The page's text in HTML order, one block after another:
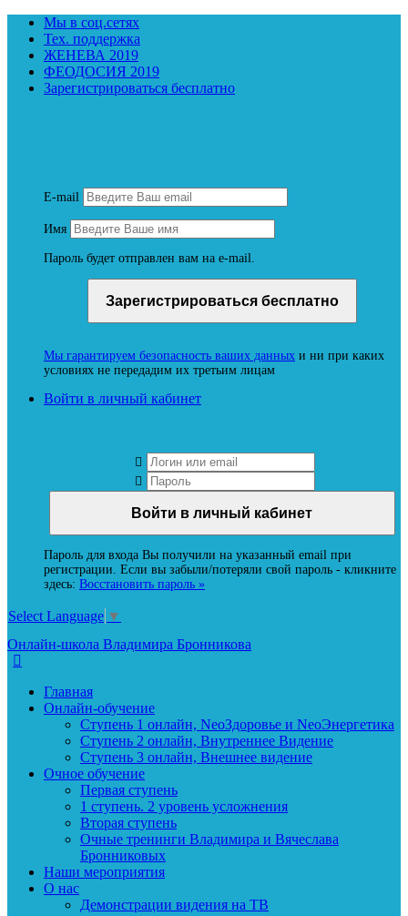
Мы в соц.сетях
Тех. поддержка
ЖЕНЕВА 2019
ФЕОДОСИЯ 2019
Зарегистрироваться бесплатно
E-mail
Имя
Пароль будет отправлен вам на e-mail.
Мы гарантируем безопасность ваших данных и ни при каких
условиях не передадим их третьим лицам
Войти в личный кабинет
Пароль для входа Вы получили на указанный email при
регистрации. Если вы забыли/потеряли свой пароль - кликните
здесь: Восстановить пароль »
Select Language ▼
Онлайн-школа Владимира Бронникова
Главная
Онлайн-обучение
Ступень 1 онлайн, NeoЗдоровье и NeoЭнергетика
Ступень 2 онлайн, Внутреннее Видение
Ступень 3 онлайн, Внешнее видение
Очное обучение
Первая ступень
1 ступень. 2 уровень усложнения
Вторая ступень
Очные тренинги Владимира и Вячеслава
Бронниковых
Наши мероприятия
О нас
Демонстрации видения на ТВ